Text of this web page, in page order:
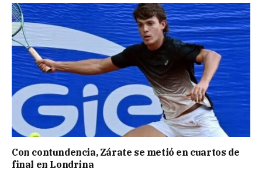
Con contundencia, Zárate se metió en cuartos de
final en Londrina